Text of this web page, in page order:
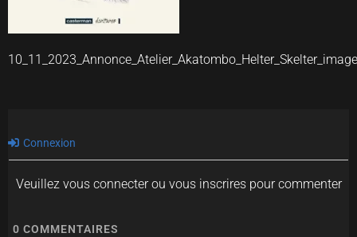
Connexion
Veuillez vous connecter ou vous inscrires pour commenter
0 COMMENTAIRES